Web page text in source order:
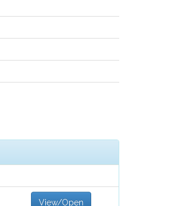
View/Open